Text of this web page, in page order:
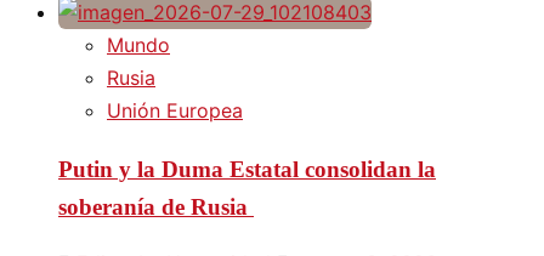
Mundo
Rusia
Unión Europea
Putin y la Duma Estatal consolidan la
soberanía de Rusia